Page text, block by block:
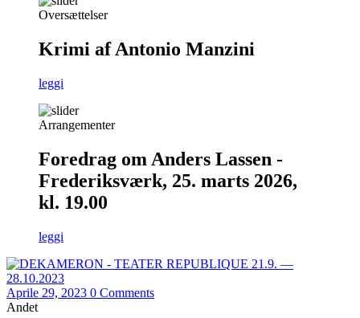
Oversættelser
Krimi af Antonio Manzini
leggi
Arrangementer
Foredrag om Anders Lassen -
Frederiksværk, 25. marts 2026,
kl. 19.00
leggi
Aprile 29, 2023 0 Comments
Andet